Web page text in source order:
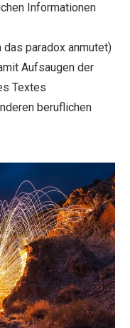
Informationen
das paradox anmutet)
Aufsaugen der
Textes
beruflichen